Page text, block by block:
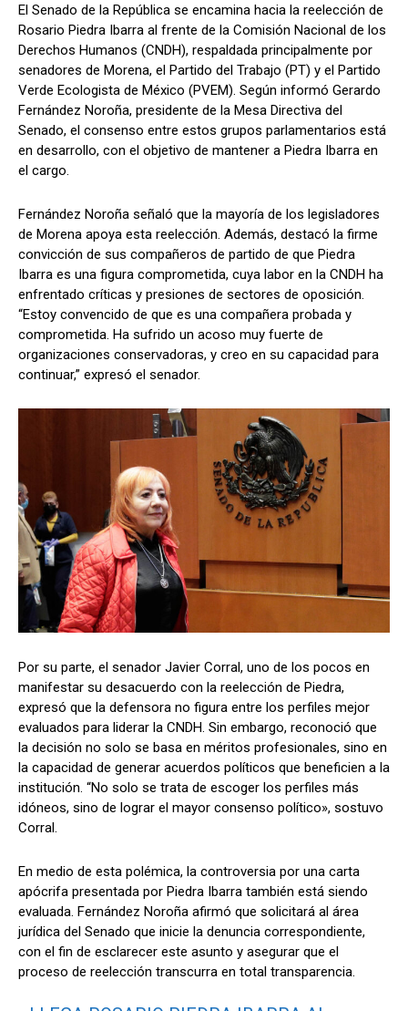
El Senado de la República se encamina hacia la reelección de
Rosario Piedra Ibarra al frente de la Comisión Nacional de los
Derechos Humanos (CNDH), respaldada principalmente por
senadores de Morena, el Partido del Trabajo (PT) y el Partido
Verde Ecologista de México (PVEM). Según informó Gerardo
Fernández Noroña, presidente de la Mesa Directiva del
Senado, el consenso entre estos grupos parlamentarios está
en desarrollo, con el objetivo de mantener a Piedra Ibarra en
el cargo.
Fernández Noroña señaló que la mayoría de los legisladores
de Morena apoya esta reelección. Además, destacó la firme
convicción de sus compañeros de partido de que Piedra
Ibarra es una figura comprometida, cuya labor en la CNDH ha
enfrentado críticas y presiones de sectores de oposición.
“Estoy convencido de que es una compañera probada y
comprometida. Ha sufrido un acoso muy fuerte de
organizaciones conservadoras, y creo en su capacidad para
continuar,” expresó el senador.
Por su parte, el senador Javier Corral, uno de los pocos en
manifestar su desacuerdo con la reelección de Piedra,
expresó que la defensora no figura entre los perfiles mejor
evaluados para liderar la CNDH. Sin embargo, reconoció que
la decisión no solo se basa en méritos profesionales, sino en
la capacidad de generar acuerdos políticos que beneficien a la
institución. “No solo se trata de escoger los perfiles más
idóneos, sino de lograr el mayor consenso político», sostuvo
Corral.
En medio de esta polémica, la controversia por una carta
apócrifa presentada por Piedra Ibarra también está siendo
evaluada. Fernández Noroña afirmó que solicitará al área
jurídica del Senado que inicie la denuncia correspondiente,
con el fin de esclarecer este asunto y asegurar que el
proceso de reelección transcurra en total transparencia.